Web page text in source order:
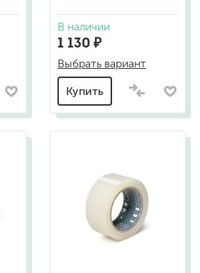
В наличии
1 130 ₽
Выбрать вариант
Купить